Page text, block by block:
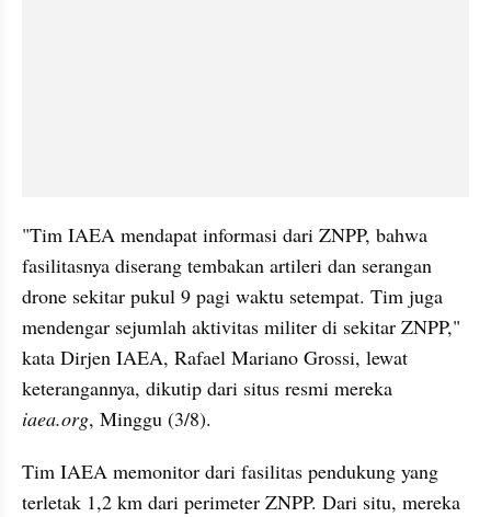
"Tim IAEA mendapat informasi dari ZNPP, bahwa
fasilitasnya diserang tembakan artileri dan serangan
drone sekitar pukul 9 pagi waktu setempat. Tim juga
mendengar sejumlah aktivitas militer di sekitar ZNPP,"
kata Dirjen IAEA, Rafael Mariano Grossi, lewat
iaea.org, Minggu (3/8).
Tim IAEA memonitor dari fasilitas pendukung yang
terletak 1,2 km dari perimeter ZNPP. Dari situ, mereka